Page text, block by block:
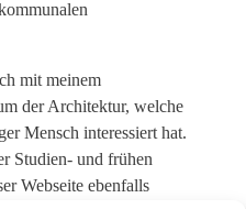
mit meinem
der Architektur, welche
Mensch interessiert hat.
Studien- und frühen
Webseite ebenfalls